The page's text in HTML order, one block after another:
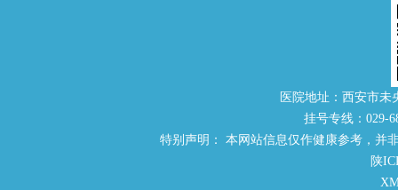
医院地址：西安市
挂号专线：029-
特别声明： 本网站信息仅作健康参考，并
陕